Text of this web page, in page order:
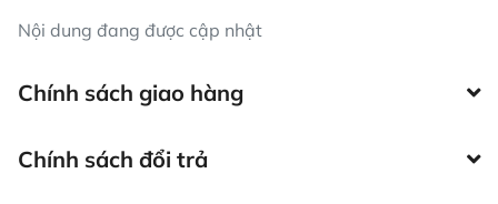
Nội dung đang được cập nhật
Chính sách giao hàng
Chính sách đổi trả